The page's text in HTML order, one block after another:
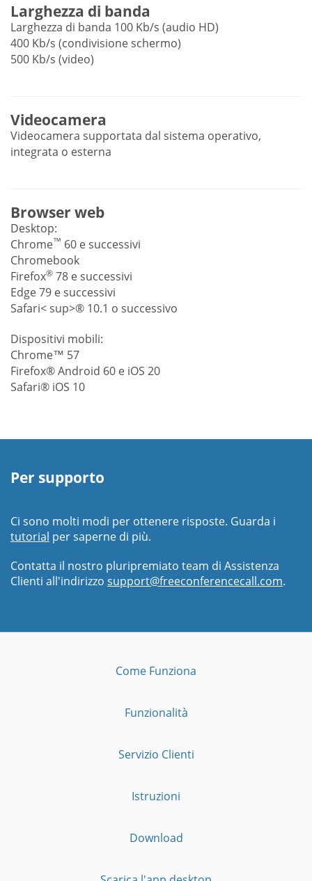
Larghezza di banda
Larghezza di banda 100 Kb/s (audio HD)
400 Kb/s (condivisione schermo)
500 Kb/s (video)
Videocamera
Videocamera supportata dal sistema operativo,
integrata o esterna
Browser web
Desktop:
Chrome™ 60 e successivi
Chromebook
Firefox® 78 e successivi
Edge 79 e successivi
Safari< sup>® 10.1 o successivo
Dispositivi mobili:
Chrome™ 57
Firefox® Android 60 e iOS 20
Safari® iOS 10
Per supporto
Ci sono molti modi per ottenere risposte. Guarda i
tutorial per saperne di più.
Contatta il nostro pluripremiato team di Assistenza
Clienti all'indirizzo support@freeconferencecall.com.
Come Funziona
Funzionalità
Servizio Clienti
Istruzioni
Download